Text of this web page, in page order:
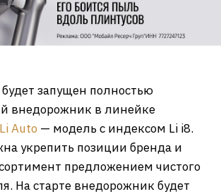
запущен полностью
внедорожник в линейке
Li Auto — модель с индексом Li i8.
укрепить позиции бренда и
предложением чистого
На старте внедорожник будет